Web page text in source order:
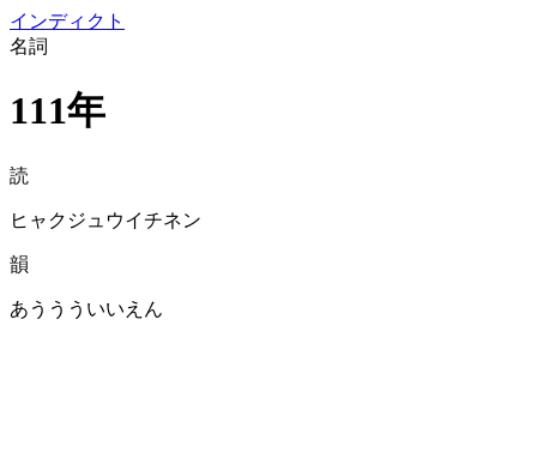
インディクト
名詞
111年
読
ヒャクジュウイチネン
韻
あううういいえん